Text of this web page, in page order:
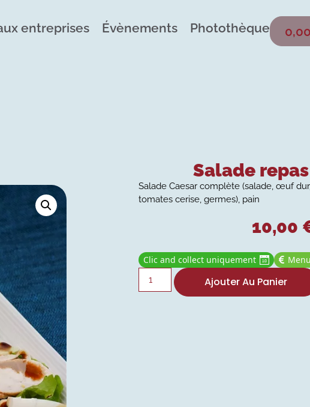
entreprises Évènements Photothèque 0,00
Salade
Salade Caesar complète (salade, œuf
tomates cerise, germes), pain
10,00
Clic and collect uniquement
Ajouter Au Panier